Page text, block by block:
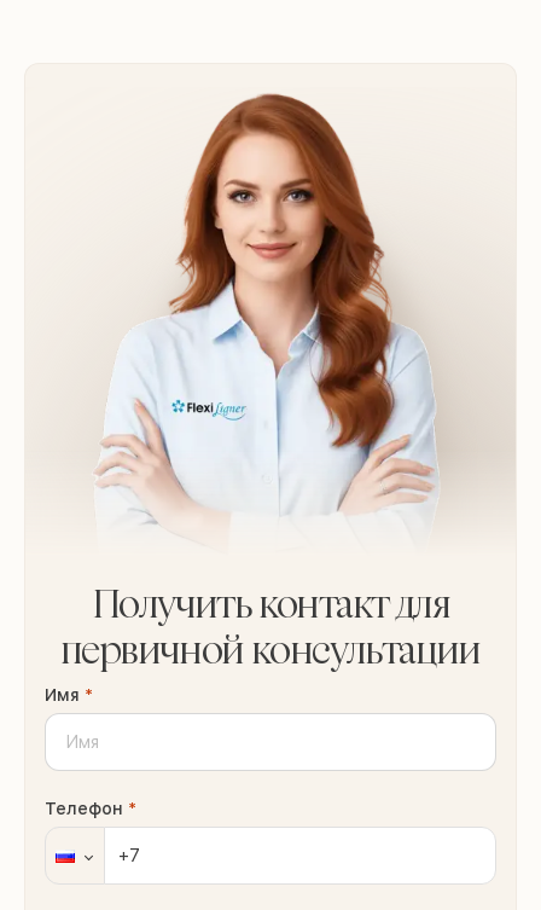
Получить контакт для
первичной консультации
Имя *
Телефон *